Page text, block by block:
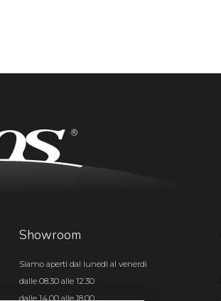
Showroom
Siamo aperti dal lunedì al venerdì
dalle 08.30 alle 12.30
dalle 14.00 alle 18.00